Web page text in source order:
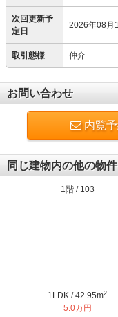
次回更新予
定日
2026年08月
取引態様 仲介
お問い合わせ
内覧予
同じ建物内の他の物件
1階 / 103
1LDK / 42.95m2
5.0万円